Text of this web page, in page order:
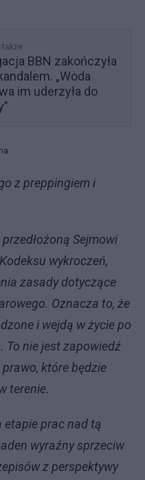
także
BBN zakończyła
„Woda
im uderzyła do
z preppingiem i
Sejmowi
wykroczeń,
zasady dotyczące
Oznacza to, że
i wejdą w życie po
To nie jest zapowiedź
które będzie
terenie.
etapie prac nad tą
wyraźny sprzeciw
z perspektywy